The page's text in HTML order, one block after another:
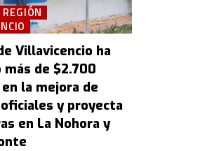
REGIÓN
Villavicencio ha
de $2.700
la mejora de
y proyecta
en La Nohora y